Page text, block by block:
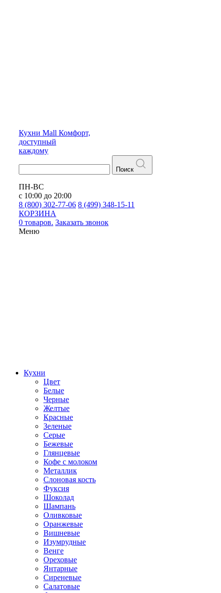
Кухни Mall Комфорт,
доступный
каждому
Поиск
ПН-ВС
с 10:00 до 20:00
8 (800) 302-77-06 8 (499) 348-15-11
КОРЗИНА
0 товаров. Заказать звонок
Меню
Кухни
Цвет
Белые
Черные
Желтые
Красные
Зеленые
Серые
Бежевые
Глянцевые
Кофе с молоком
Металлик
Слоновая кость
Фуксия
Шоколад
Шампань
Оливковые
Оранжевые
Вишневые
Изумрудные
Венге
Ореховые
Янтарные
Сиреневые
Салатовые